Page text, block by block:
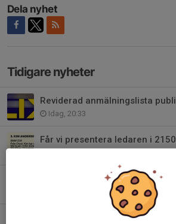
Dela nyhet
Tidigare nyheter
Reviderad anmälningslista
Idag, 20:33
Får vi presentera ledaren i
Får vi presentera ledaren i 2150
Får vi presentera ledaren i XC